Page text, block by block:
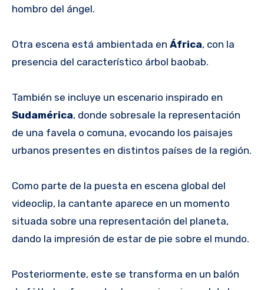
hombro del ángel.
Otra escena está ambientada en África, con la
presencia del característico árbol baobab.
También se incluye un escenario inspirado en
Sudamérica, donde sobresale la representación
de una favela o comuna, evocando los paisajes
urbanos presentes en distintos países de la región.
Como parte de la puesta en escena global del
videoclip, la cantante aparece en un momento
situada sobre una representación del planeta,
dando la impresión de estar de pie sobre el mundo.
Posteriormente, este se transforma en un balón